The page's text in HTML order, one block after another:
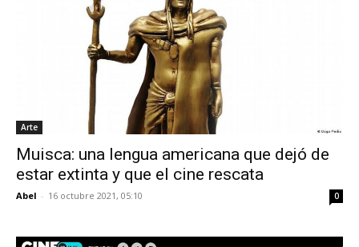
Arte
Muisca: una lengua americana que dejó de
estar extinta y que el cine rescata
Abel - 16 octubre 2021, 05:10 0